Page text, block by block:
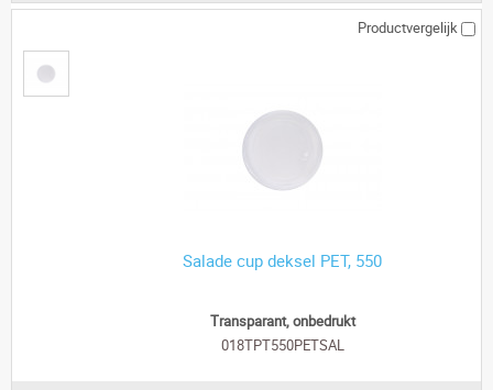
Productvergelijk
Salade cup deksel PET, 550
Transparant, onbedrukt
018TPT550PETSAL